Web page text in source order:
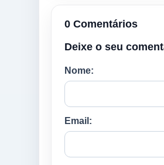
0 Comentários
Deixe o seu
Nome:
Email: